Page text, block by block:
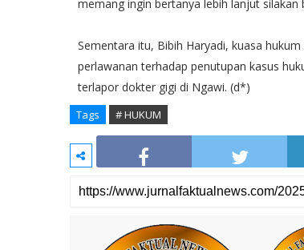
memang ingin bertanya lebih lanjut
Sementara itu, Bibih Haryadi, kuasa
perlawanan terhadap penutupan kasus
terlapor dokter gigi di Ngawi. (d*)
Tags # HUKUM